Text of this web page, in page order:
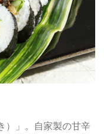
）」。自家製の甘辛